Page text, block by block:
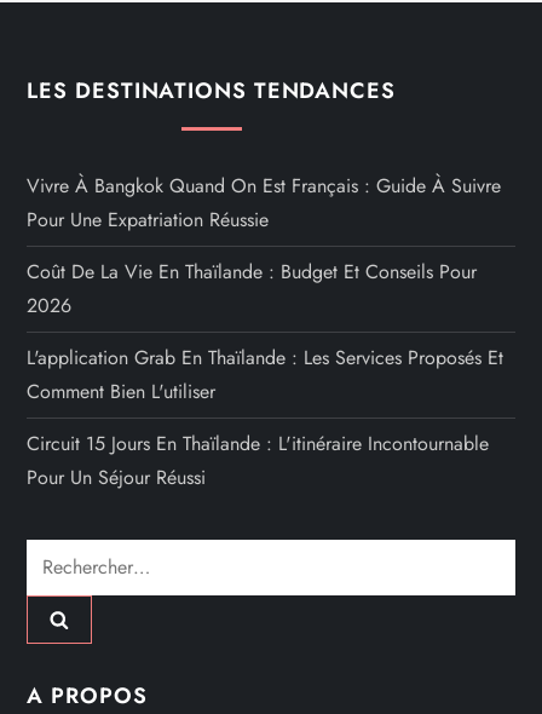
LES DESTINATIONS TENDANCES
Vivre À Bangkok Quand On Est Français : Guide À Suivre
Pour Une Expatriation Réussie
Coût De La Vie En Thaïlande : Budget Et Conseils Pour
2026
L'application Grab En Thaïlande : Les Services Proposés Et
Comment Bien L'utiliser
Circuit 15 Jours En Thaïlande : L'itinéraire Incontournable
Pour Un Séjour Réussi
Rechercher :
A PROPOS